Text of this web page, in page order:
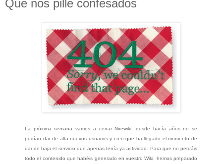
Que nos pille confesados
La próxima semana vamos a cerrar Nirewiki, desde hacía años no se
podían dar de alta nuevos usuarios y creo que ha llegado el momento de
dar de baja el servicio que apenas tenía ya actividad. Para que no perdáis
todo el contenido que habéis generado en vuestro Wiki, hemos preparado